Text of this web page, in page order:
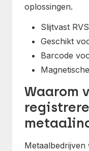
oplossingen.
Slijtvast
Geschikt
Barcode
Waarom